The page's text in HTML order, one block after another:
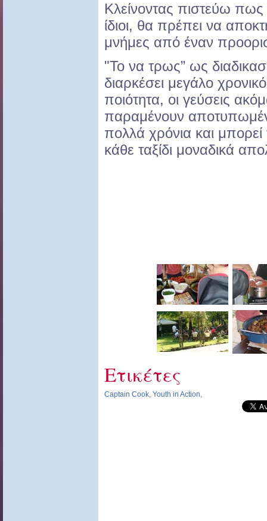
Κλείνοντας πιστεύω πως
ίδιοι, θα πρέπει να
μνήμες από έναν
"Το να τρως” ως
διαρκέσει μεγάλο
ποιότητα, οι γεύσεις
παραμένουν
πολλά χρόνια και μπορεί
κάθε ταξίδι μοναδικά
Ετικέτες
Captain Cook, Youth in Action,